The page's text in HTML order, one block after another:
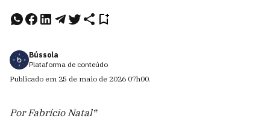
Bússola
Plataforma de conteúdo
Publicado em 25 de maio de 2026 07h00.
Por Fabrício Natal*